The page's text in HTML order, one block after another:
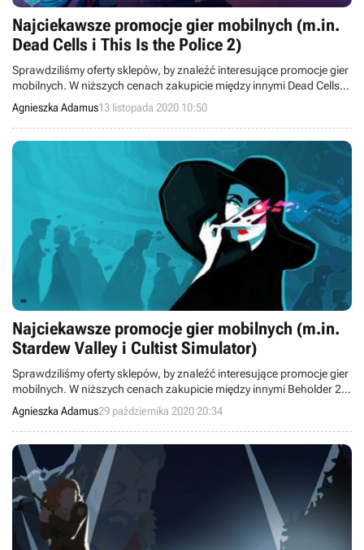
Najciekawsze promocje gier mobilnych (m.in.
Dead Cells i This Is the Police 2)
Sprawdziliśmy oferty sklepów, by znaleźć interesujące promocje gier
mobilnych. W niższych cenach zakupicie między innymi Dead Cells,
112 Operator i This Is the Police 2.
Agnieszka Adamus13 listopada 2020 10:50
Najciekawsze promocje gier mobilnych (m.in.
Stardew Valley i Cultist Simulator)
Sprawdziliśmy oferty sklepów, by znaleźć interesujące promocje gier
mobilnych. W niższych cenach zakupicie między innymi Beholder 2,
Stardew Valley i Cultist Simulator.
Agnieszka Adamus29 października 2020 20:34